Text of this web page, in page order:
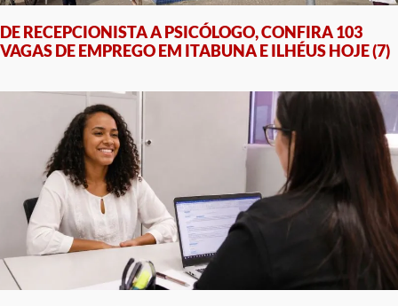
DE RECEPCIONISTA A PSICÓLOGO, CONFIRA 103
VAGAS DE EMPREGO EM ITABUNA E ILHÉUS HOJE (7)